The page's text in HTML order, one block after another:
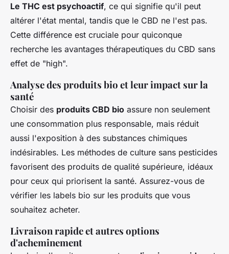
Le THC est psychoactif, ce qui signifie qu'il peut
altérer l'état mental, tandis que le CBD ne l'est pas.
Cette différence est cruciale pour quiconque
recherche les avantages thérapeutiques du CBD sans
effet de "high".
Analyse des produits bio et leur impact sur la
santé
Choisir des produits CBD bio assure non seulement
une consommation plus responsable, mais réduit
aussi l'exposition à des substances chimiques
indésirables. Les méthodes de culture sans pesticides
favorisent des produits de qualité supérieure, idéaux
pour ceux qui priorisent la santé. Assurez-vous de
vérifier les labels bio sur les produits que vous
souhaitez acheter.
Livraison rapide et autres options
d'acheminement